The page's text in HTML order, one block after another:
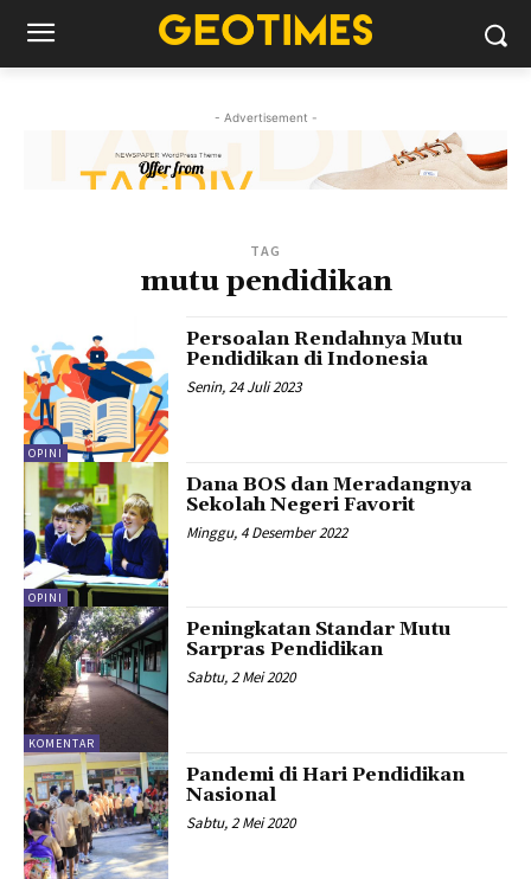
- Advertisement -
TAG
mutu pendidikan
OPINI
Persoalan Rendahnya Mutu
Pendidikan di Indonesia
Senin, 24 Juli 2023
OPINI
Dana BOS dan Meradangnya
Sekolah Negeri Favorit
Minggu, 4 Desember 2022
KOMENTAR
Peningkatan Standar Mutu
Sarpras Pendidikan
Sabtu, 2 Mei 2020
Pandemi di Hari Pendidikan
Nasional
Sabtu, 2 Mei 2020